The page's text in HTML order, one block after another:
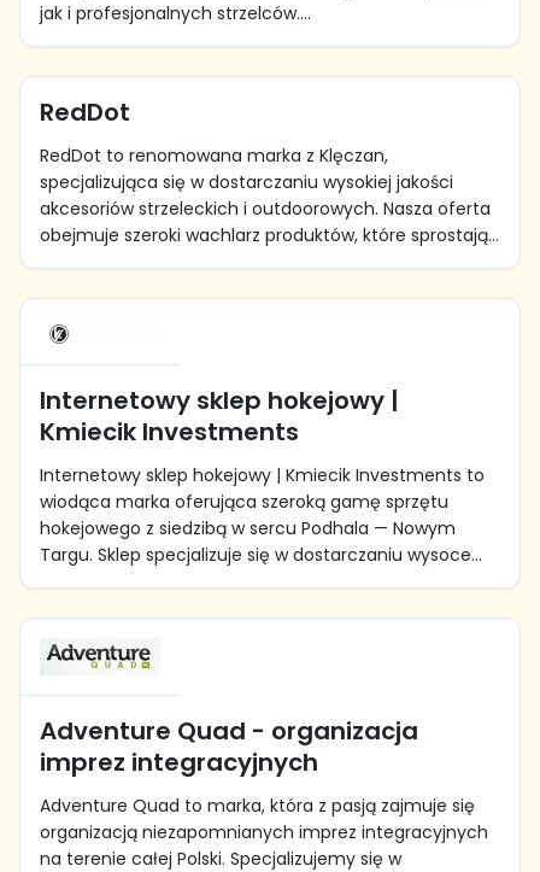
jak i profesjonalnych strzelców....
RedDot
RedDot to renomowana marka z Klęczan,
specjalizująca się w dostarczaniu wysokiej jakości
akcesoriów strzeleckich i outdoorowych. Nasza oferta
obejmuje szeroki wachlarz produktów, które sprostają...
Internetowy sklep hokejowy |
Kmiecik Investments
Internetowy sklep hokejowy | Kmiecik Investments to
wiodąca marka oferująca szeroką gamę sprzętu
hokejowego z siedzibą w sercu Podhala — Nowym
Targu. Sklep specjalizuje się w dostarczaniu wysoce...
Adventure Quad - organizacja
imprez integracyjnych
Adventure Quad to marka, która z pasją zajmuje się
organizacją niezapomnianych imprez integracyjnych
na terenie całej Polski. Specjalizujemy się w